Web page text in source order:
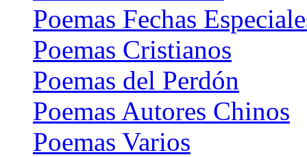
Poemas Fechas
Poemas Cristianos
Poemas del Perdón
Poemas Autores Chinos
Poemas Varios